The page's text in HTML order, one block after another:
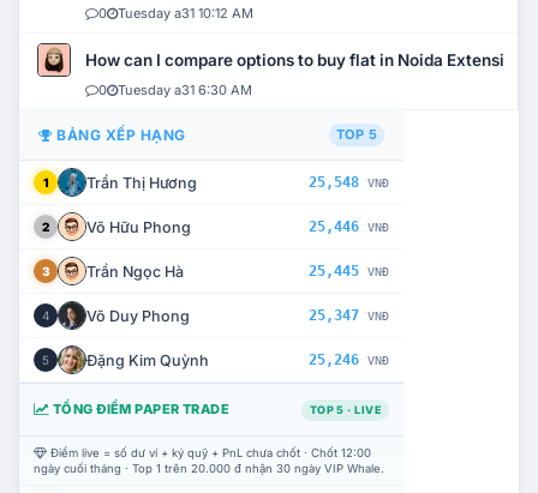
0 Tuesday a31 10:12 AM
How can I compare options to buy flat in Noida Extension?
0 Tuesday a31 6:30 AM
BẢNG XẾP HẠNG TOP 5
1 Trần Thị Hương 25,548 VNĐ
2 Võ Hữu Phong 25,446 VNĐ
3 Trần Ngọc Hà 25,445 VNĐ
4 Võ Duy Phong 25,347 VNĐ
5 Đặng Kim Quỳnh 25,246 VNĐ
TỔNG ĐIỂM PAPER TRADE TOP 5 · LIVE
Điểm live = số dư ví + ký quỹ + PnL chưa chốt · Chốt 12:00
ngày cuối tháng · Top 1 trên 20.000 đ nhận 30 ngày VIP Whale.